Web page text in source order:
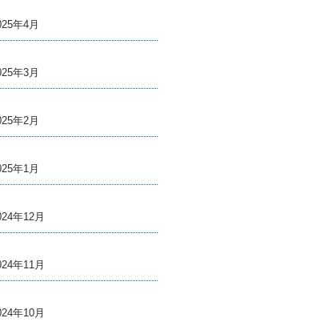
年4月
年3月
年2月
年1月
年12月
年11月
年10月